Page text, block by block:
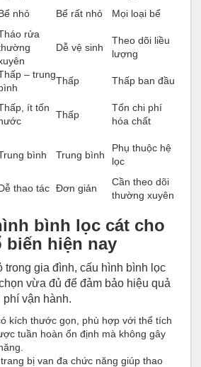
nhỏ Bể rất nhỏ Mọi loại bể
rửa
Dễ vệ sinh
Theo dõi liều
lượng
– trung
Thấp
Thấp ban đầu
ít tốn
Thấp
Tốn chi phí
hóa chất
bình Trung bình
Phụ thuộc hệ
lọc
thao tác Đơn giản
Cần theo dõi
thường xuyên
bình lọc cát cho
biến hiện nay
gia đình, cấu hình bình lọc
vừa đủ để đảm bảo hiệu quả
phí vận hành.
kích thước gọn, phù hợp với thể tích
tuần hoàn ổn định mà không gây
bị van đa chức năng giúp thao